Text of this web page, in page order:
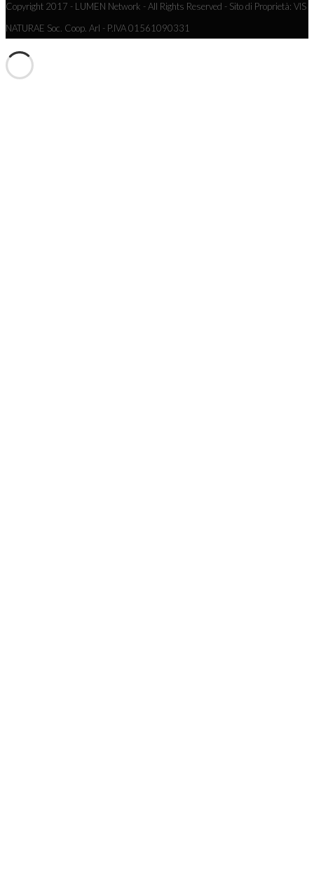
Copyright 2017 - LUMEN Network - All Rights Reserved - Sito di Proprietà: VIS
NATURAE Soc. Coop. Arl - P.IVA 01561090331